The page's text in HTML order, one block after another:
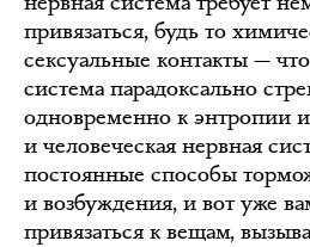
привязаться, будь то
сексуальные контакты —
система парадоксально
одновременно к энтропии и
и человеческая нервная
постоянные способы
и возбуждения, и вот уже
привязаться к вещам,